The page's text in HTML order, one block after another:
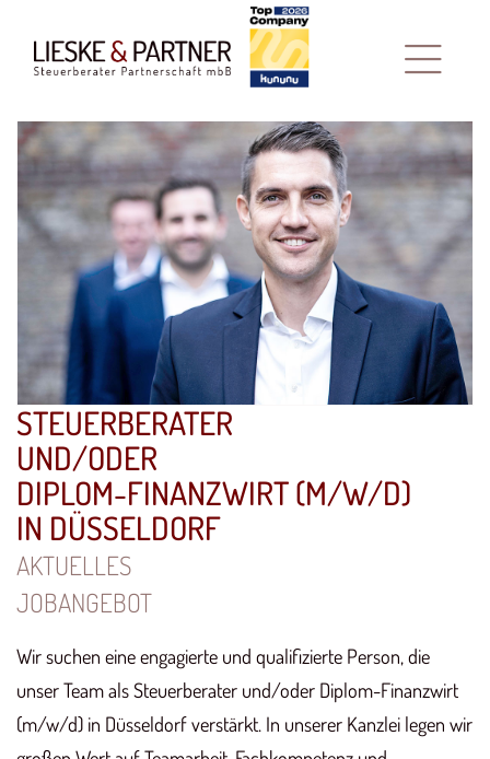
STEUERBERATER
UND/ODER
DIPLOM-FINANZWIRT (M/W/D)
IN DÜSSELDORF
AKTUELLES
JOBANGEBOT
Wir suchen eine engagierte und qualifizierte Person, die
unser Team als Steuerberater und/oder Diplom-Finanzwirt
(m/w/d) in Düsseldorf verstärkt. In unserer Kanzlei legen wir